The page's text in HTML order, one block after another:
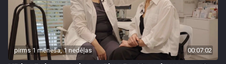
pirms 1 mēneša, 1 nedēļas 00:07:02